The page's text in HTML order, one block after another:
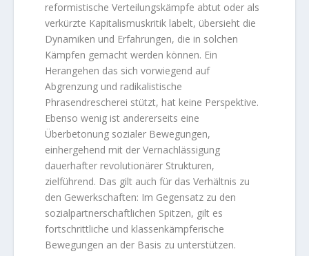
reformistische Verteilungskämpfe abtut oder als
verkürzte Kapitalismuskritik labelt, übersieht die
Dynamiken und Erfahrungen, die in solchen
Kämpfen gemacht werden können. Ein
Herangehen das sich vorwiegend auf
Abgrenzung und radikalistische
Phrasendrescherei stützt, hat keine Perspektive.
Ebenso wenig ist andererseits eine
Überbetonung sozialer Bewegungen,
einhergehend mit der Vernachlässigung
dauerhafter revolutionärer Strukturen,
zielführend. Das gilt auch für das Verhältnis zu
den Gewerkschaften: Im Gegensatz zu den
sozialpartnerschaftlichen Spitzen, gilt es
fortschrittliche und klassenkämpferische
Bewegungen an der Basis zu unterstützen.